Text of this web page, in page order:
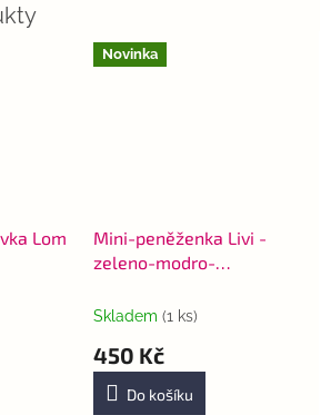
Lom
Novinka
Mini-peněženka Livi -
zeleno-modro-
Skladem (1 ks)
450 Kč
Do košíku